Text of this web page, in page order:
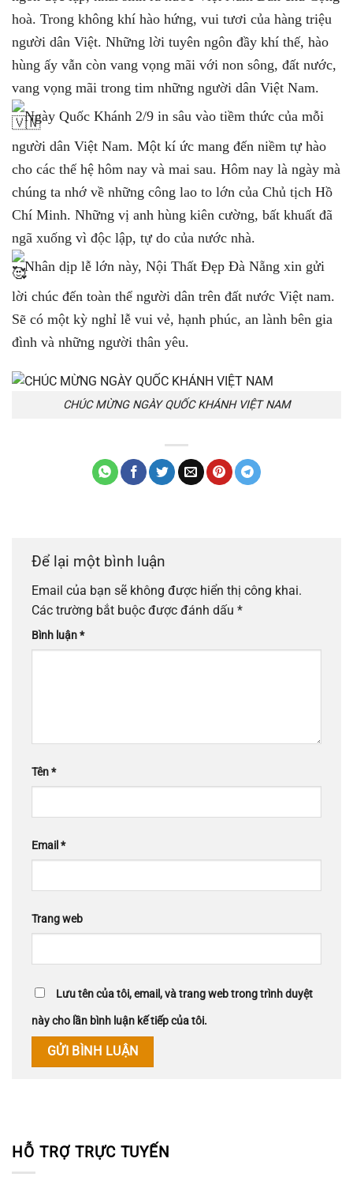
hoà. Trong không khí hào hứng, vui tươi của hàng triệu
người dân Việt. Những lời tuyên ngôn đầy khí thế, hào
hùng ấy vẫn còn vang vọng mãi với non sông, đất nước,
vang vọng mãi trong tim những người dân Việt Nam.
Ngày Quốc Khánh 2/9 in sâu vào tiềm thức của mỗi
người dân Việt Nam. Một kí ức mang đến niềm tự hào
cho các thế hệ hôm nay và mai sau. Hôm nay là ngày mà
chúng ta nhớ về những công lao to lớn của Chủ tịch Hồ
Chí Minh. Những vị anh hùng kiên cường, bất khuất đã
ngã xuống vì độc lập, tự do của nước nhà.
Nhân dịp lễ lớn này, Nội Thất Đẹp Đà Nẵng xin gửi
lời chúc đến toàn thể người dân trên đất nước Việt nam.
Sẽ có một kỳ nghỉ lễ vui vẻ, hạnh phúc, an lành bên gia
đình và những người thân yêu.
CHÚC MỪNG NGÀY QUỐC KHÁNH VIỆT NAM
Để lại một bình luận
Email của bạn sẽ không được hiển thị công khai.
Các trường bắt buộc được đánh dấu *
Bình luận*
Tên*
Email *
Trang web
Lưu tên của tôi, email, và trang web trong trình duyệt
này cho lần bình luận kế tiếp của tôi.
HỖ TRỢ TRỰC TUYẾN